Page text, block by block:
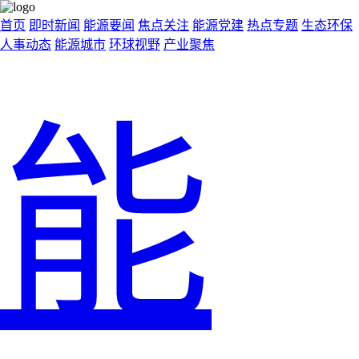
首页 即时新闻 能源要闻 焦点关注 能源党建 热点专题 生态环保
人事动态 能源城市 环球视野 产业聚焦
能